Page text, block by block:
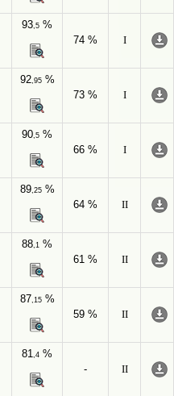
93,5 %
74 %
I
92,95%
73 %
I
90,5 %
66 %
I
89,25%
64 %
II
88,1 %
61 %
II
87,15%
59 %
II
81,4 %
-
II